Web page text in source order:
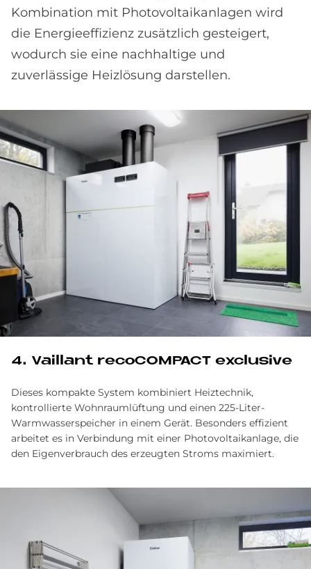
Kombination mit Photovoltaikanlagen wird
die Energieeffizienz zusätzlich gesteigert,
wodurch sie eine nachhaltige und
zuverlässige Heizlösung darstellen.
4. Vail­lant re­co­COM­PACT ex­clu­si­ve
Dieses kompakte System kombiniert Heiztechnik,
kontrollierte Wohnraumlüftung und einen 225-Liter-
Warmwasserspeicher in einem Gerät. Besonders effizient
arbeitet es in Verbindung mit einer Photovoltaikanlage, die
den Eigenverbrauch des erzeugten Stroms maximiert.